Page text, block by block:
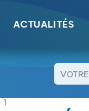
ACTUALITÉS
de la ville et
1